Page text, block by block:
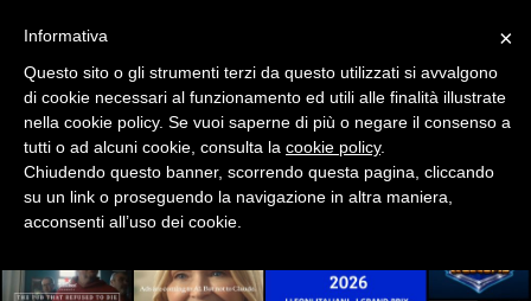
×
Informativa
Questo sito o gli strumenti terzi da questo utilizzati si avvalgono
di cookie necessari al funzionamento ed utili alle finalità illustrate
nella cookie policy. Se vuoi saperne di più o negare il consenso a
tutti o ad alcuni cookie, consulta la cookie policy.
Chiudendo questo banner, scorrendo questa pagina, cliccando
su un link o proseguendo la navigazione in altra maniera,
acconsenti all’uso dei cookie.